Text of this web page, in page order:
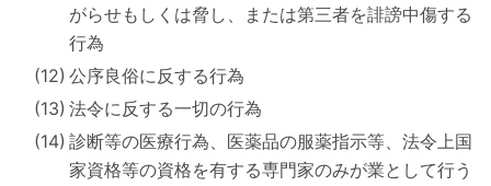
がらせもしくは脅し、または第三者を誹謗中傷する
行為
公序良俗に反する行為
法令に反する一切の行為
診断等の医療行為、医薬品の服薬指示等、法令上国
家資格等の資格を有する専門家のみが業として行う